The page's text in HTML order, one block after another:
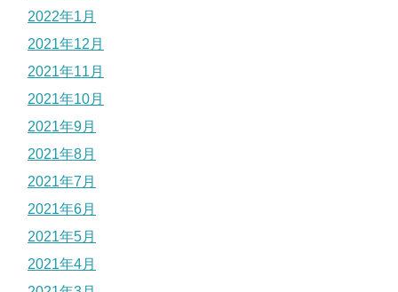
2022年1月
2021年12月
2021年11月
2021年10月
2021年9月
2021年8月
2021年7月
2021年6月
2021年5月
2021年4月